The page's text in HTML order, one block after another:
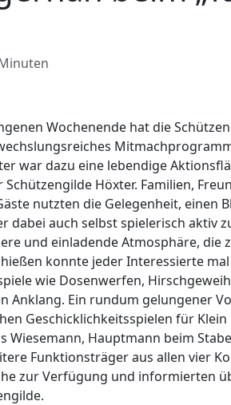
Wochenende hat die
war dazu eine lebendige
Höxter. Familien,
nutzten die Gelegenheit, einen
dabei auch selbst spielerisch aktiv
und einladende Atmosphäre, die
konnte jeder Interessierte
wie Dosenwerfen,
Anklang. Ein rundum gelungener
Geschicklichkeitsspielen für Klein
Hauptmann beim
Funktionsträger aus allen vier
zur Verfügung und informierten